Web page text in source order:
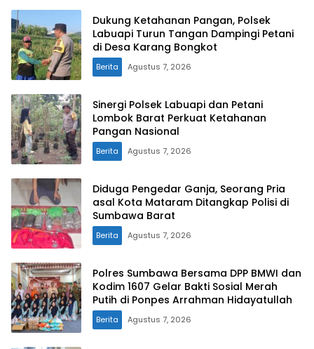
Dukung Ketahanan Pangan, Polsek
Labuapi Turun Tangan Dampingi Petani
di Desa Karang Bongkot
Berita Agustus 7, 2026
Sinergi Polsek Labuapi dan Petani
Lombok Barat Perkuat Ketahanan
Pangan Nasional
Berita Agustus 7, 2026
Diduga Pengedar Ganja, Seorang Pria
asal Kota Mataram Ditangkap Polisi di
Sumbawa Barat
Berita Agustus 7, 2026
Polres Sumbawa Bersama DPP BMWI dan
Kodim 1607 Gelar Bakti Sosial Merah
Putih di Ponpes Arrahman Hidayatullah
Berita Agustus 7, 2026